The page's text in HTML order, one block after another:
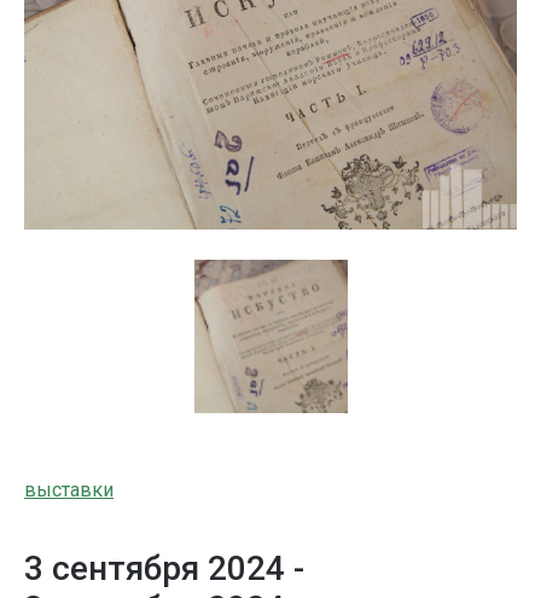
выставки
3 сентября 2024 -